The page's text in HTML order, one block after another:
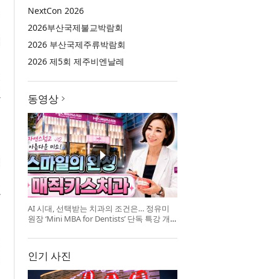
NextCon 2026
2026부산국제불교박람회
2026 부산국제주류박람회
2026 제5회 제주비엔날레
동영상
AI 시대, 선택받는 치과의 조건은… 정유미
원장 ‘Mini MBA for Dentists’ 단독 특강 개
인기 사진